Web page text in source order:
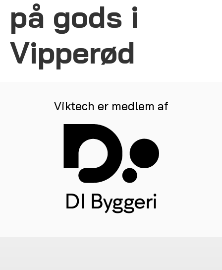
på gods i
Vipperød
Viktech er medlem af